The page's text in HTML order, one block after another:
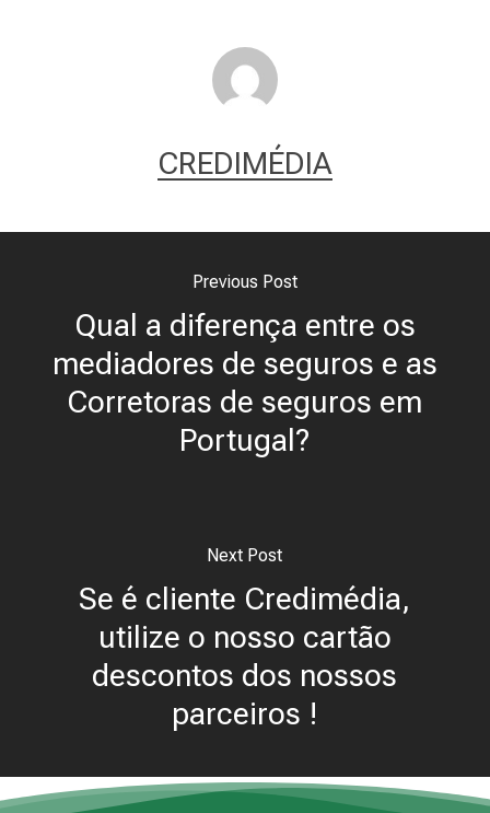
CREDIMÉDIA
Previous Post
Qual a diferença entre os
mediadores de seguros e as
Corretoras de seguros em
Portugal?
Next Post
Se é cliente Credimédia,
utilize o nosso cartão
descontos dos nossos
parceiros !